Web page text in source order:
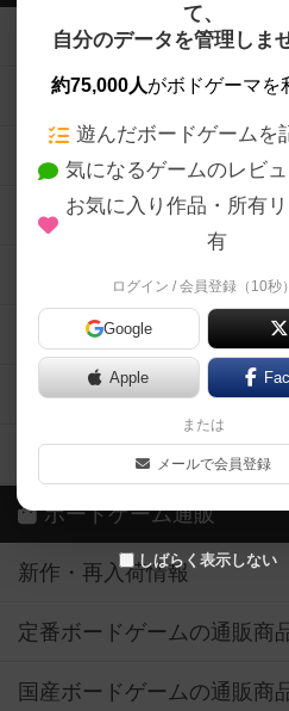
て、
自分のデータを管理しま
約75,000人がボドゲーマを
遊んだボードゲームを
気になるゲームのレビ
お気に入り作品・所有
有
ログイン / 会員登録（10秒）
Google
Apple
または
メールで会員登録
しばらく表示しない
ボードゲームを検索する
ボードゲームの新着レビュ
ボードゲーム会情報
メカニクス特集
掲示板・トピックス
ボドとも・会員一覧
ボードゲーム業界コラム
ボドゲーマご利用案内
ボードゲーム通販
新作・再入荷情報
定番ボードゲームの通販商
国産ボードゲームの通販商